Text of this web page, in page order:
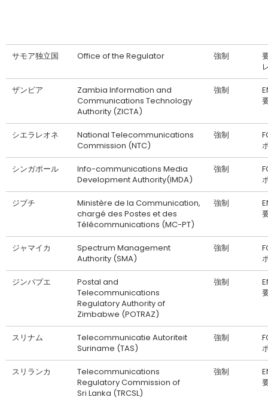
サモア独立国 Office of the Regulator 強制
ザンビア
Zambia Information and
Communications Technology
Authority (ZICTA)
強制
シエラレオネ
National Telecommunications
Commission (NTC)
強制
シンガポール
Info-communications Media
Development Authority(IMDA)
強制
ジブチ
Ministère de la Communication,
chargé des Postes et des
Télécommunications (MC-PT)
強制
ジャマイカ
Spectrum Management
Authority (SMA)
強制
ジンバブエ
Postal and
Telecommunications
Regulatory Authority of
Zimbabwe (POTRAZ)
強制
スリナム
Telecommunicatie Autoriteit
Suriname (TAS)
強制
スリランカ
Telecommunications
Regulatory Commission of
Sri Lanka (TRCSL)
強制